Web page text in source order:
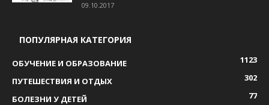
09.10.2017
ПОПУЛЯРНАЯ КАТЕГОРИЯ
ОБУЧЕНИЕ И ОБРАЗОВАНИЕ
1123
ПУТЕШЕСТВИЯ И ОТДЫХ
302
БОЛЕЗНИ У ДЕТЕЙ
77